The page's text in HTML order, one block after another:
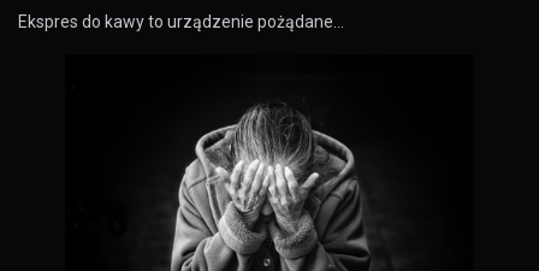
Ekspres do kawy to urządzenie pożądane…